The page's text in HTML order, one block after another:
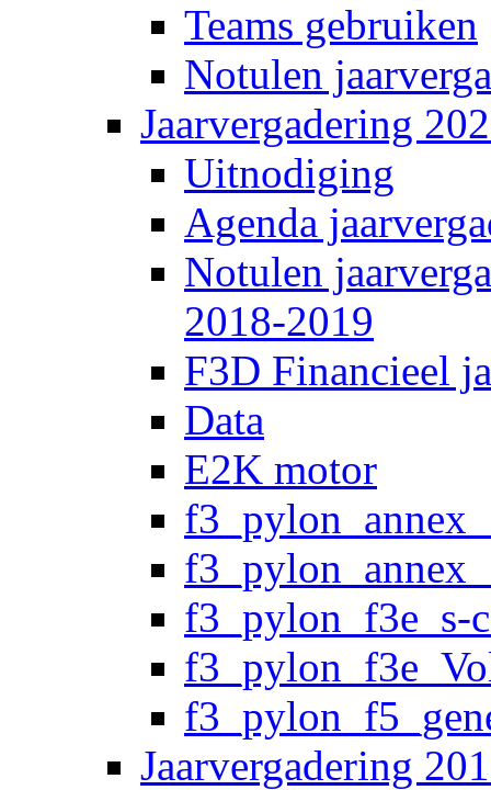
Teams gebruiken
Notulen
Jaarvergadering
Uitnodiging
Agenda
Notulen
2018-2019
F3D Financieel
Data
E2K motor
f3_pylon_f3e_s-
Jaarvergadering